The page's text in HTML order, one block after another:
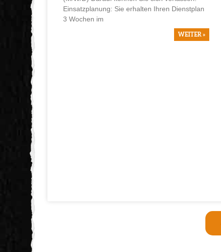
Einsatzplanung: Sie erhalten Ihren Dienstplan
3 Wochen im
WEITER »